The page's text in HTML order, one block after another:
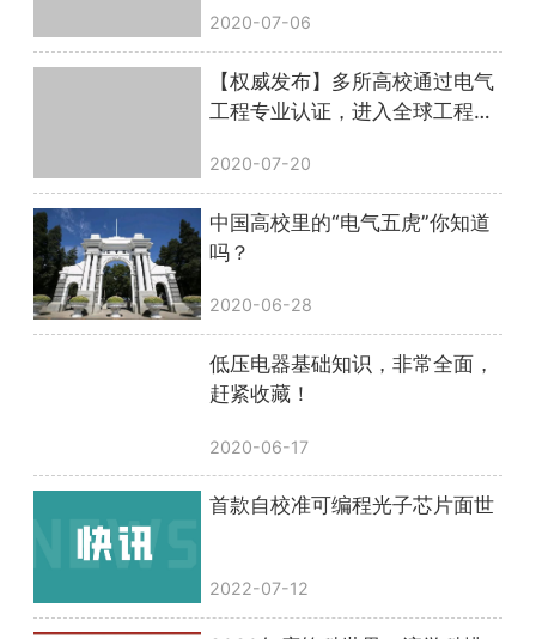
2020-07-06
【权威发布】多所高校通过电气
工程专业认证，进入全球工程教
2020-07-20
中国高校里的“电气五虎”你知道
吗？
2020-06-28
低压电器基础知识，非常全面，
赶紧收藏！
2020-06-17
首款自校准可编程光子芯片面世
2022-07-12